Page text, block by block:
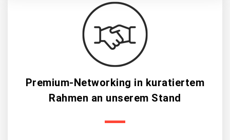
Premium-Networking in kuratiertem
Rahmen an unserem Stand